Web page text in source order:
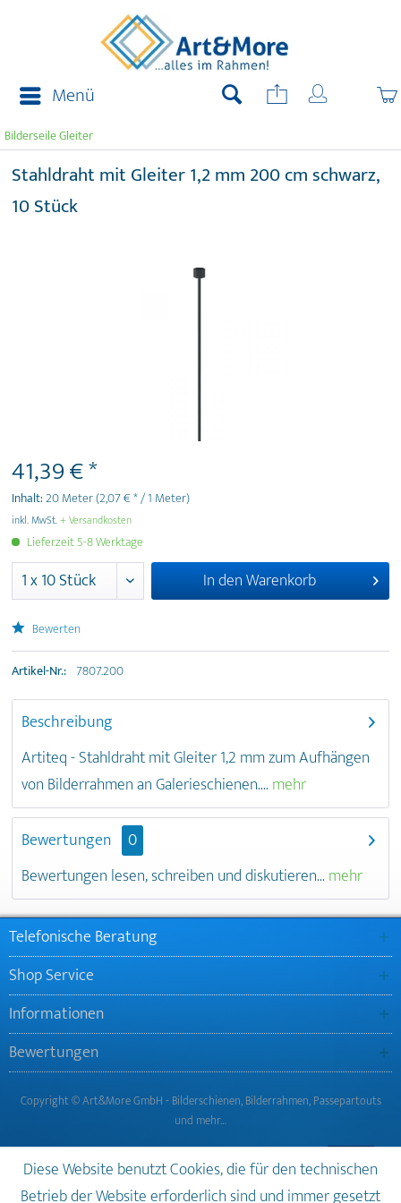
Menü
Bilderseile Gleiter
Stahldraht mit Gleiter 1,2 mm 200 cm schwarz,
10 Stück
41,39 € *
Inhalt:20 Meter(2,07 € * / 1 Meter)
inkl. MwSt.+ Versandkosten
Lieferzeit 5-8 Werktage
In denWarenkorb
Bewerten
Artikel-Nr.: 7807.200
Beschreibung
Artiteq - Stahldraht mit Gleiter 1,2 mm zum Aufhängen
von Bilderrahmen an Galerieschienen.... mehr
Bewertungen
0
Bewertungen lesen, schreiben und diskutieren... mehr
Telefonische Beratung
Shop Service
Informationen
Bewertungen
Copyright © Art&More GmbH - Bilderschienen, Bilderrahmen, Passepartouts
und mehr…
Diese Website benutzt Cookies, die für den technischen
Betrieb der Website erforderlich sind und immer gesetzt